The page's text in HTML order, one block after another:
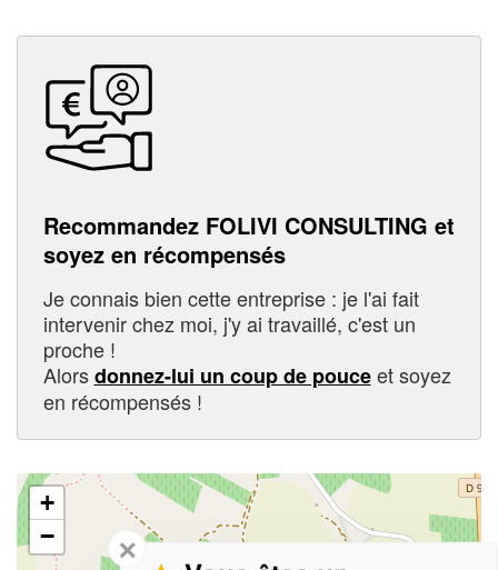
Recommandez FOLIVI CONSULTING et
soyez en récompensés
Je connais bien cette entreprise : je l'ai fait
intervenir chez moi, j'y ai travaillé, c'est un
proche !
Alorsdonnez-lui un coup de pouceet soyez
en récompensés !
+
−
✕